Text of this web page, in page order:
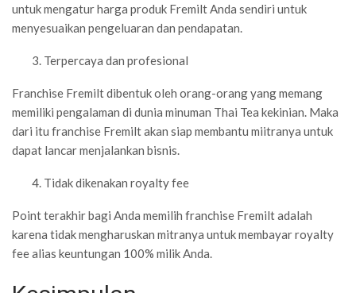
untuk mengatur harga produk Fremilt Anda sendiri untuk
menyesuaikan pengeluaran dan pendapatan.
Terpercaya dan profesional
Franchise Fremilt dibentuk oleh orang-orang yang memang
memiliki pengalaman di dunia minuman Thai Tea kekinian. Maka
dari itu franchise Fremilt akan siap membantu miitranya untuk
dapat lancar menjalankan bisnis.
Tidak dikenakan royalty fee
Point terakhir bagi Anda memilih franchise Fremilt adalah
karena tidak mengharuskan mitranya untuk membayar royalty
fee alias keuntungan 100% milik Anda.